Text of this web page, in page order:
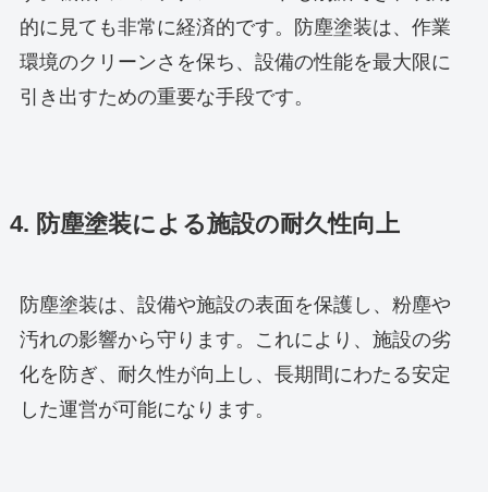
的に見ても非常に経済的です。防塵塗装は、作業
環境のクリーンさを保ち、設備の性能を最大限に
引き出すための重要な手段です。
4. 防塵塗装による施設の耐久性向上
防塵塗装は、設備や施設の表面を保護し、粉塵や
汚れの影響から守ります。これにより、施設の劣
化を防ぎ、耐久性が向上し、長期間にわたる安定
した運営が可能になります。